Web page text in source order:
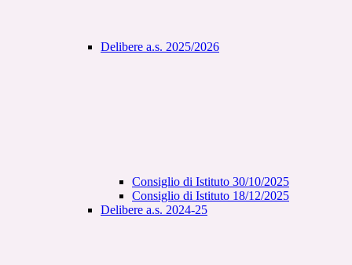
Delibere a.s. 2025/2026
Consiglio di Istituto 30/10/2025
Consiglio di Istituto 18/12/2025
Delibere a.s. 2024-25